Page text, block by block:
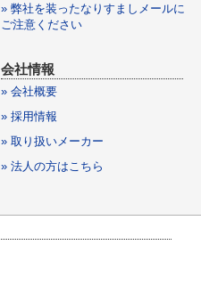
» 弊社を装ったなりすましメールに
ご注意ください
会社情報
» 会社概要
» 採用情報
» 取り扱いメーカー
» 法人の方はこちら